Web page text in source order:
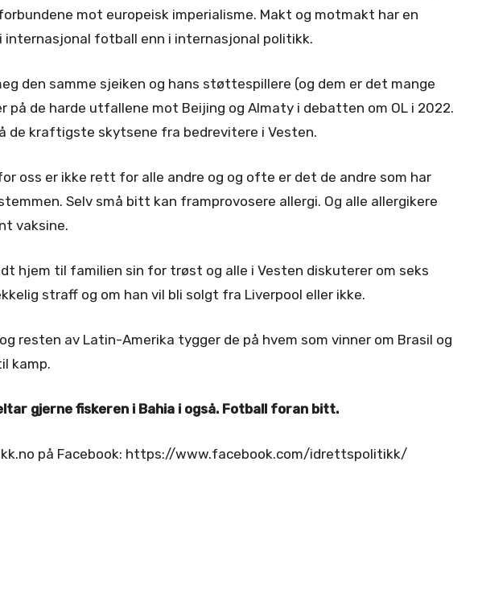
mot europeisk imperialisme. Makt og motmakt har en
internasjonal fotball enn i internasjonal politikk.
den samme sjeiken og hans støttespillere (og dem er det mange
på de harde utfallene mot Beijing og Almaty i debatten om OL i 2022.
de kraftigste skytsene fra bedrevitere i Vesten.
oss er ikke rett for alle andre og og ofte er det de andre som har
Selv små bitt kan framprovosere allergi. Og alle allergikere
vaksine.
hjem til familien sin for trøst og alle i Vesten diskuterer om seks
straff og om han vil bli solgt fra Liverpool eller ikke.
resten av Latin-Amerika tygger de på hvem som vinner om Brasil og
kamp.
gjerne fiskeren i Bahia i også. Fotball foran bitt.
på Facebook: https://www.facebook.com/idrettspolitikk/